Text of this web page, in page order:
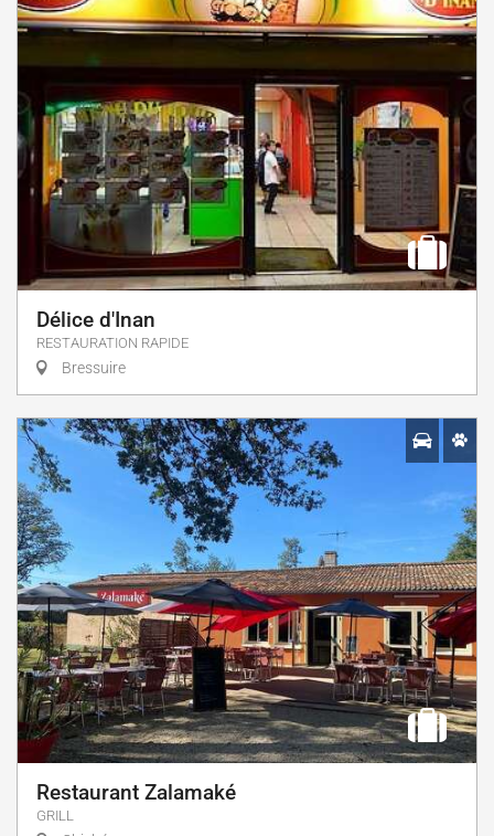
Délice d'Inan
RESTAURATION RAPIDE
Bressuire
Restaurant Zalamaké
GRILL